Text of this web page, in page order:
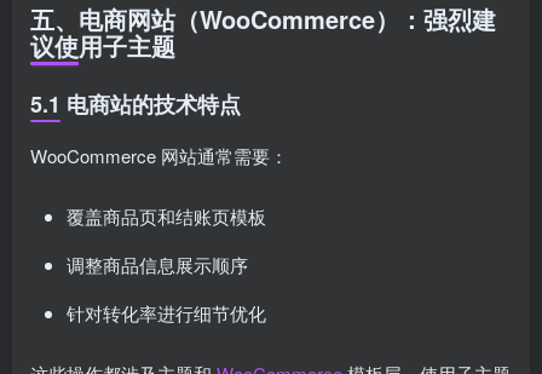
五、电商网站（WooCommerce）：强烈建
议使用子主题
5.1 电商站的技术特点
WooCommerce 网站通常需要：
覆盖商品页和结账页模板
调整商品信息展示顺序
针对转化率进行细节优化